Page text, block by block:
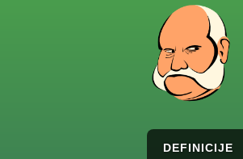
DEFINICIJE